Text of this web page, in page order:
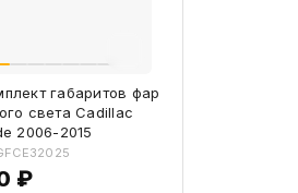
габаритов фар
света Cadillac
2006-2015
₽